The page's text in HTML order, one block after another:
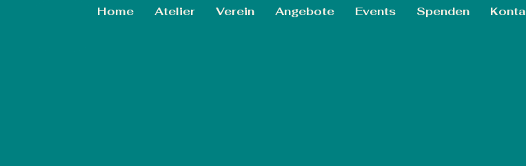
Home Atelier Verein Angebote Events Spenden